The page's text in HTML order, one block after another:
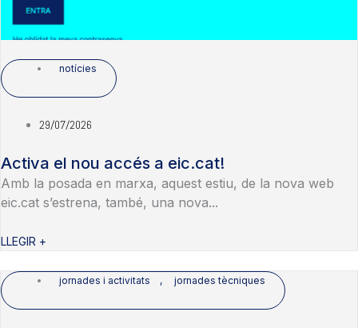
notícies
29/07/2026
Activa el nou accés a eic.cat!
Amb la posada en marxa, aquest estiu, de la nova web
eic.cat s’estrena, també, una nova...
LLEGIR +
jornades i activitats , jornades tècniques